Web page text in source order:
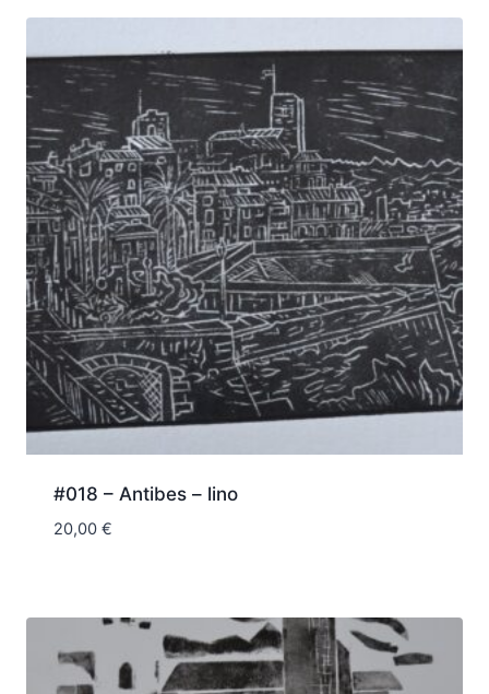
#018 – Antibes – lino
20,00 €